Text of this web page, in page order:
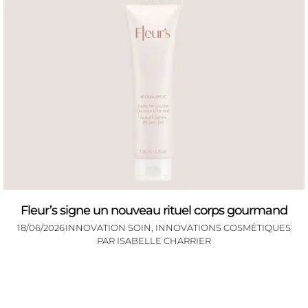
Fleur’s signe un nouveau rituel corps gourmand
18/06/2026INNOVATION SOIN INNOVATIONS COSMÉTIQUES
PAR ISABELLE CHARRIER